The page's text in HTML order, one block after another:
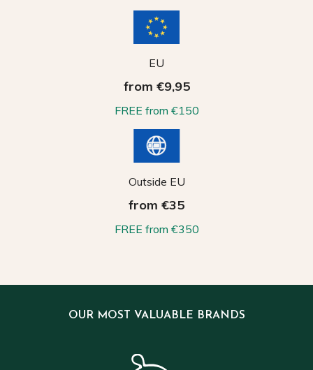
EU
from €9,95
FREE from €150
Outside EU
from €35
FREE from €350
OUR MOST VALUABLE BRANDS